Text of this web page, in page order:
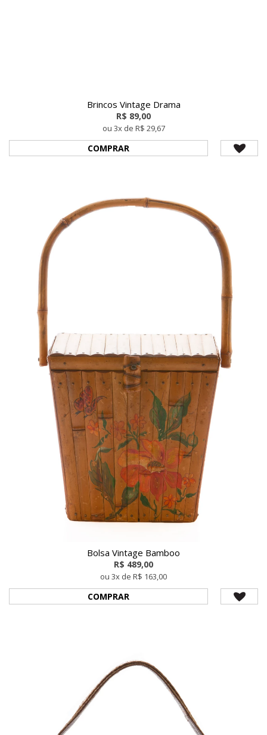
Brincos Vintage Drama
R$ 89,00
ou 3x de R$ 29,67
COMPRAR
Bolsa Vintage Bamboo
R$ 489,00
ou 3x de R$ 163,00
COMPRAR